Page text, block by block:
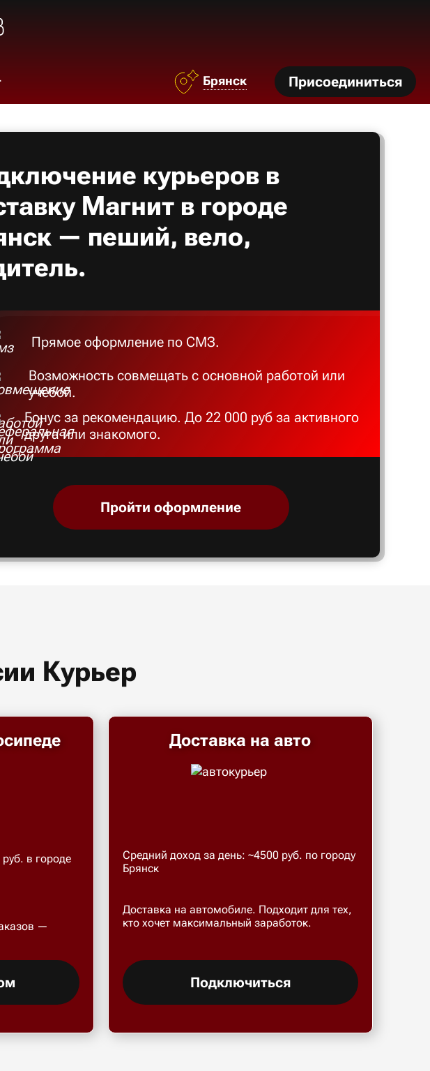
Брянск Присоединиться
курьеров в
Магнит в городе
— пеший, вело,
Прямое оформление по СМЗ.
Возможность совмещать с основной работой или
учебой.
Бонус за рекомендацию. До 22 000 руб за активного
друга или знакомого.
Пройти оформление
Курьер
в городе
—
Доставка на авто
Средний доход за день: ~4500 руб. по городу
Брянск
Доставка на автомобиле. Подходит для тех,
кто хочет максимальный заработок.
Подключиться